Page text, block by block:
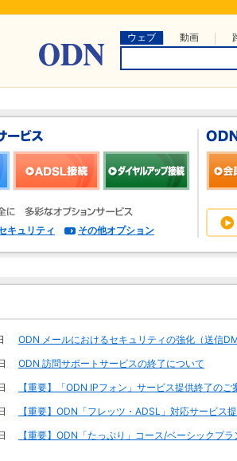
ウェブ 動画
キュリティ その他オプション
ODN メールにおけるセキュリティの強化（送信
ODN 訪問サポートサービスの終了について
【重要】「ODN IPフォン」サービス提供終了のご
【重要】ODN「フレッツ・ADSL」対応サービス
【重要】ODN「たっぷり」コース/ベーシックプ